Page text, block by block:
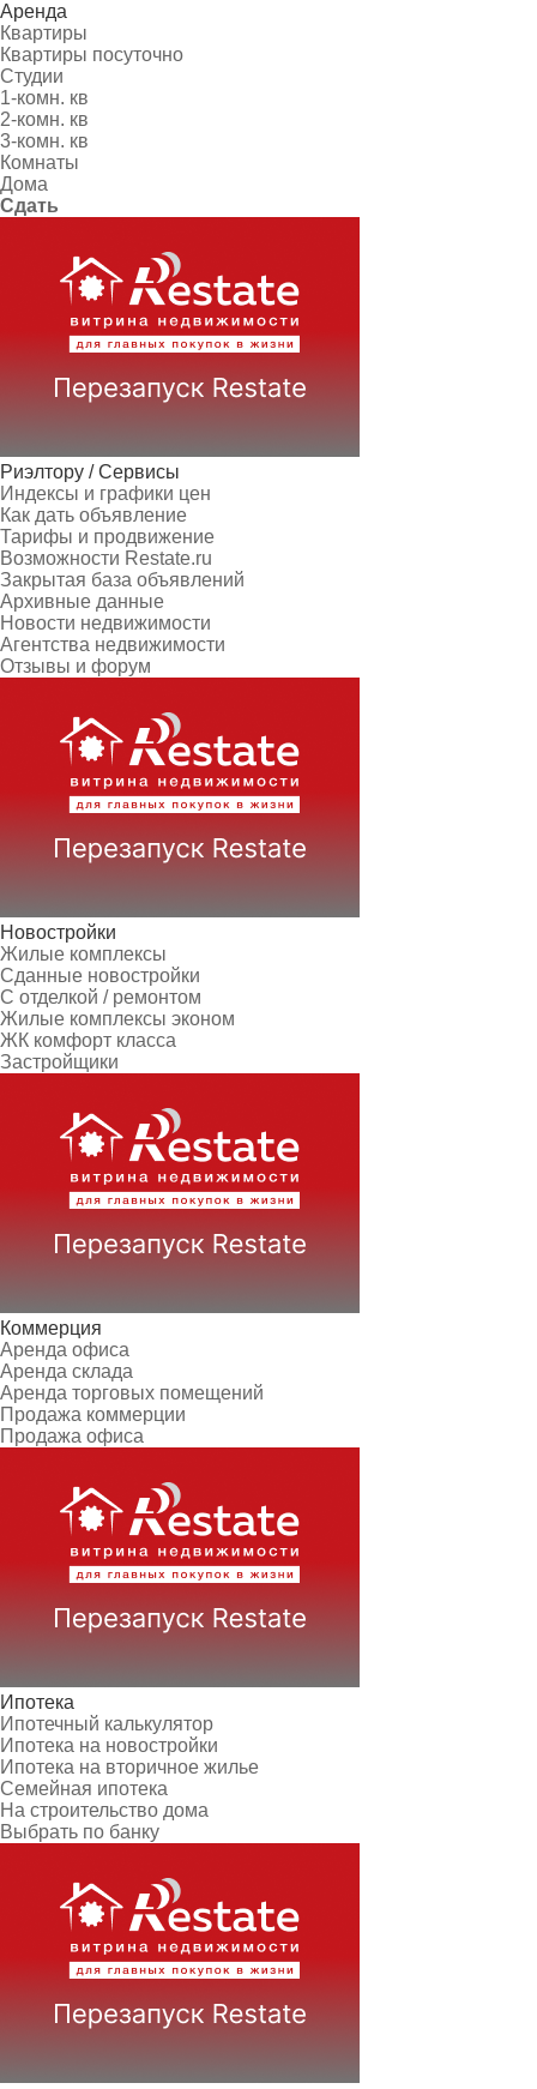
Аренда
Квартиры
Квартиры посуточно
Студии
1-комн. кв
2-комн. кв
3-комн. кв
Комнаты
Дома
Сдать
Риэлтору / Сервисы
Индексы и графики цен
Как дать объявление
Тарифы и продвижение
Возможности Restate.ru
Закрытая база объявлений
Архивные данные
Новости недвижимости
Агентства недвижимости
Отзывы и форум
Новостройки
Жилые комплексы
Сданные новостройки
С отделкой / ремонтом
Жилые комплексы эконом
ЖК комфорт класса
Застройщики
Коммерция
Аренда офиса
Аренда склада
Аренда торговых помещений
Продажа коммерции
Продажа офиса
Ипотека
Ипотечный калькулятор
Ипотека на новостройки
Ипотека на вторичное жилье
Семейная ипотека
На строительство дома
Выбрать по банку